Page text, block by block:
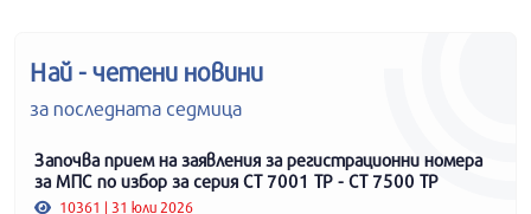
Най - четени новини
за последната седмица
Започва прием на заявления за регистрационни номера
за МПС по избор за серия СТ 7001 ТР - СТ 7500 ТР
10361 | 31 юли 2026